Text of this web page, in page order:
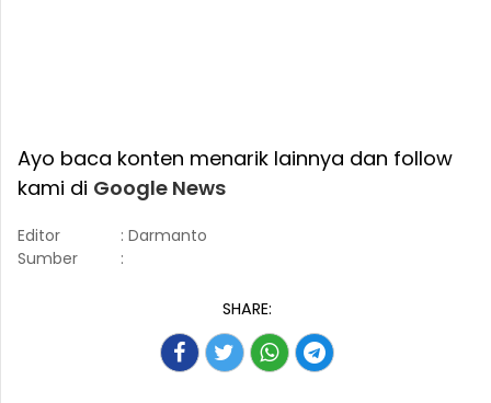
Ayo baca konten menarik lainnya dan follow
kami di Google News
Editor
: Darmanto
Sumber
:
SHARE: